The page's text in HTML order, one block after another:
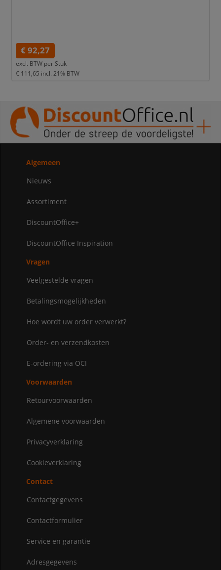
€ 92,27
excl. BTW per Stuk
€ 111,65 incl. 21% BTW
Algemeen
Nieuws
Assortiment
DiscountOffice+
DiscountOffice Inspiration
Vragen
Veelgestelde vragen
Betalingsmogelijkheden
Hoe wordt uw order verwerkt?
Order- en verzendkosten
E-ordering via OCI
Voorwaarden
Retourvoorwaarden
Algemene voorwaarden
Privacyverklaring
Cookieverklaring
Contact
Contactgegevens
Contactformulier
Service en garantie
Adresgegevens